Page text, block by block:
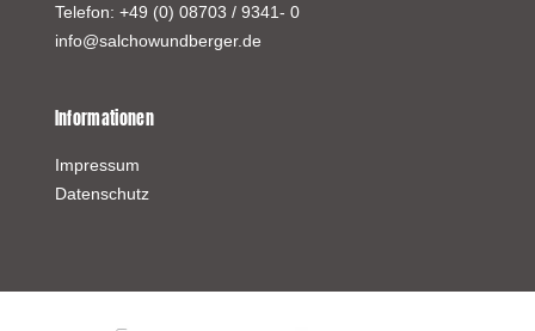
Telefon: +49 (0) 08703 / 9341- 0
info@salchowundberger.de
Informationen
Impressum
Datenschutz